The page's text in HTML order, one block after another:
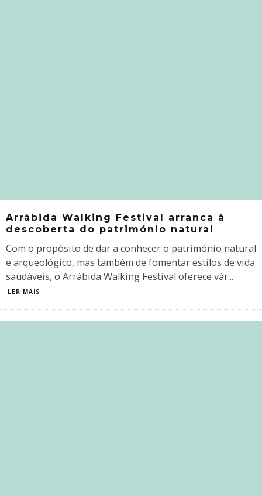
Arrábida Walking Festival arranca à
descoberta do património natural
Com o propósito de dar a conhecer o património natural
e arqueológico, mas também de fomentar estilos de vida
saudáveis, o Arrábida Walking Festival oferece vár...
LER MAIS